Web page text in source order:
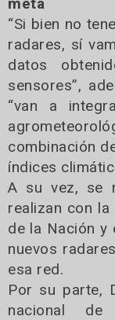
“Si bien no
radares, sí
datos
sensores”,
“van a
combinación
índices
A su vez, se
realizan con
de la Nación y
nuevos
esa red.
Por su parte,
nacional de